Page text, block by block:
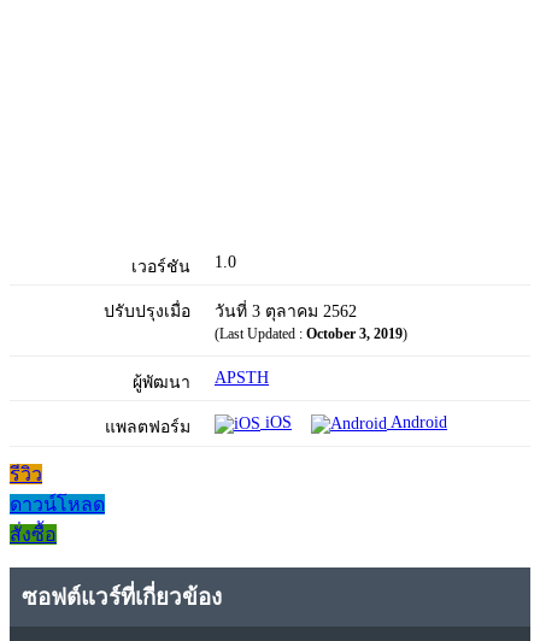
เวอร์ชัน 1.0
ปรับปรุงเมื่อ วันที่ 3 ตุลาคม 2562
(Last Updated : October 3, 2019)
ผู้พัฒนา APSTH
แพลตฟอร์ม iOS Android
รีวิว
ดาวน์โหลด
สั่งซื้อ
ซอฟต์แวร์ที่เกี่ยวข้อง